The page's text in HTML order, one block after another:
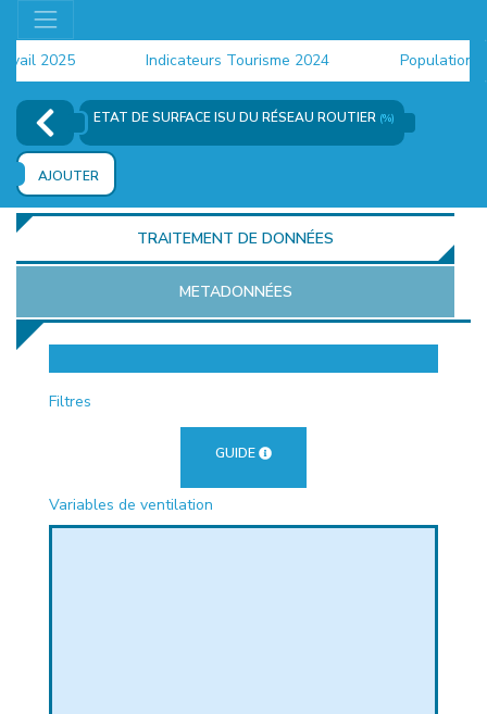
2025 Indicateurs Tourisme 2024 Population
ETAT DE SURFACE ISU DU RÉSEAU ROUTIER (%)
AJOUTER
TRAITEMENT DE DONNÉES
METADONNÉES
Filtres
GUIDE
Variables de ventilation